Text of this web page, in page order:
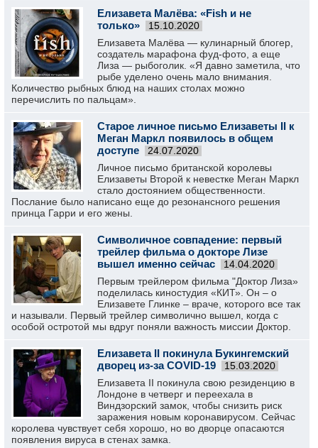
Елизавета Малёва: «Fish и не
только»
15.10.2020
Елизавета Малёва — кулинарный блогер,
создатель марафона фуд-фото, а еще
Лиза — рыбоголик. «Я давно заметила, что
рыбе уделено очень мало внимания.
Количество рыбных блюд на наших столах можно
перечислить по пальцам».
Старое личное письмо Елизаветы II к
Меган Маркл появилось в общем
доступе
24.07.2020
Личное письмо британской королевы
Елизаветы Второй к невестке Меган Маркл
стало достоянием общественности.
Послание было написано еще до резонансного решения
принца Гарри и его жены.
Символичное совпадение: первый
трейлер фильма о докторе Лизе
вышел именно сейчас
14.04.2020
Первым трейлером фильма "Доктор Лиза»
поделилась киностудия «КИТ». Он – о
Елизавете Глинке – враче, которого все так
и называли. Первый трейлер символично вышел, когда с
особой остротой мы вдруг поняли важность миссии Доктор.
Елизавета II покинула Букингемский
дворец из-за COVID-19
15.03.2020
Елизавета II покинула свою резиденцию в
Лондоне в четверг и переехала в
Виндзорский замок, чтобы снизить риск
заражения новым коронавирусом. Сейчас
королева чувствует себя хорошо, но во дворце опасаются
появления вируса в стенах замка.